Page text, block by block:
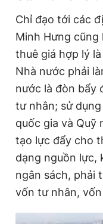
Chỉ đạo tới các
Minh Hưng
thuê giá hợp lý
Nhà nước phải
nước là đòn bẩy
tư nhân; sử
quốc gia và Quỹ
tạo lực đẩy cho
dạng nguồn lực,
ngân sách, phải
vốn tư nhân,